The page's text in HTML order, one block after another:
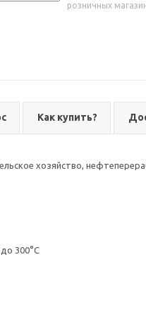
розничных
Как купить?
хозяйство,
300°C